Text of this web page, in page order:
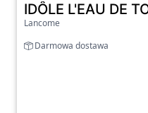
IDÔLE L'EAU DE
Lancome
Darmowa dostawa